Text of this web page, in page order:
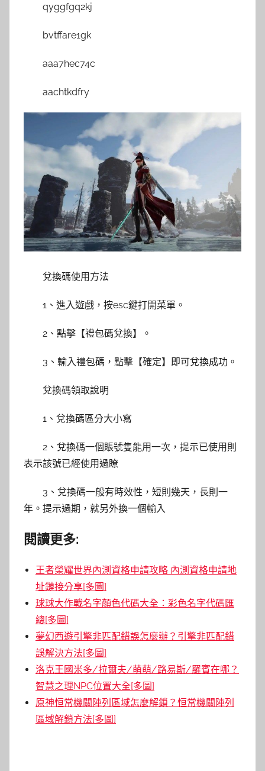
qyggfgq2kj
bvtffare1gk
aaa7hec74c
aachtkdfry
兌換碼使用方法
1、進入遊戲，按esc鍵打開菜單。
2、點擊【禮包碼兌換】。
3、輸入禮包碼，點擊【確定】即可兌換成功。
兌換碼領取說明
1、兌換碼區分大小寫
2、兌換碼一個賬號隻能用一次，提示已使用則
表示該號已經使用過瞭
3、兌換碼一般有時效性，短則幾天，長則一
年。提示過期，就另外換一個輸入
閱讀更多:
王者榮耀世界內測資格申請攻略 內測資格申請地
址鏈接分享[多圖]
球球大作戰名字顏色代碼大全：彩色名字代碼匯
總[多圖]
夢幻西遊引擎非匹配錯誤怎麼辦？引擎非匹配錯
誤解決方法[多圖]
洛克王國米多/拉爾夫/萌萌/路易斯/羅賓在哪？
智慧之理NPC位置大全[多圖]
原神恒常機關陣列區域怎麼解鎖？恒常機關陣列
區域解鎖方法[多圖]